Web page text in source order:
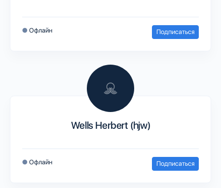
● Офлайн Подписаться
Wells Herbert (hjw)
● Офлайн Подписаться